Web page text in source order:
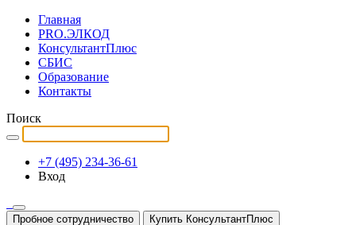
Главная
PRO.ЭЛКОД
КонсультантПлюс
СБИС
Образование
Контакты
Поиск
+7 (495) 234-36-61
Вход
Пробное сотрудничество Купить КонсультантПлюс